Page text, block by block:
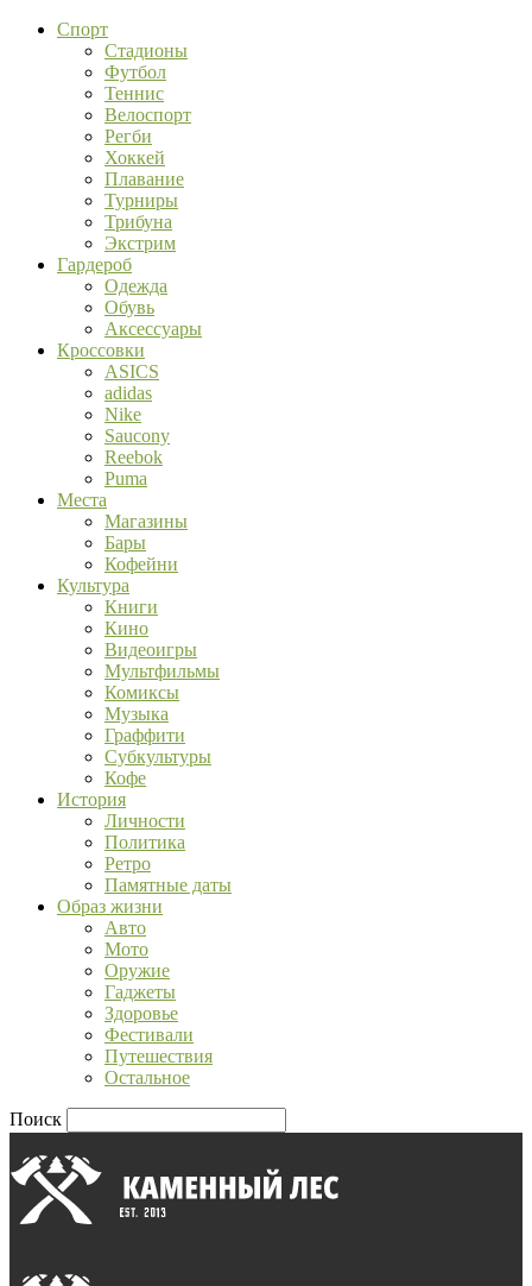
Спорт
Стадионы
Футбол
Теннис
Велоспорт
Регби
Хоккей
Плавание
Турниры
Трибуна
Экстрим
Гардероб
Одежда
Обувь
Аксессуары
Кроссовки
ASICS
adidas
Nike
Saucony
Reebok
Puma
Места
Магазины
Бары
Кофейни
Культура
Книги
Кино
Видеоигры
Мультфильмы
Комиксы
Музыка
Граффити
Субкультуры
Кофе
История
Личности
Политика
Ретро
Памятные даты
Образ жизни
Авто
Мото
Оружие
Гаджеты
Здоровье
Фестивали
Путешествия
Остальное
Поиск